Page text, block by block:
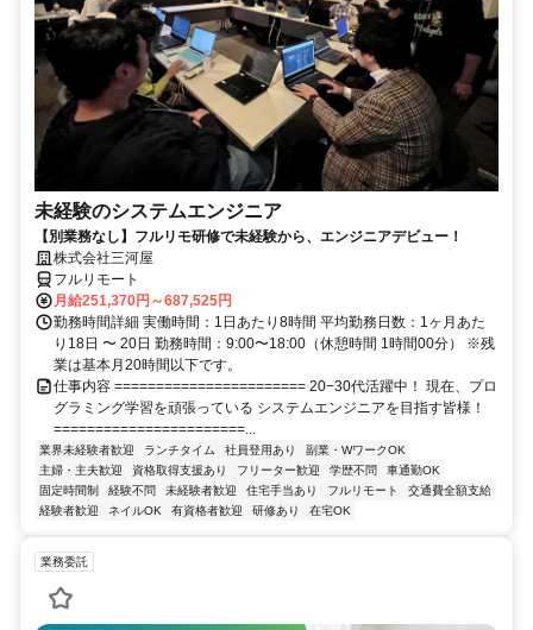
未経験のシステムエンジニア
【別業務なし】フルリモ研修で未経験から、エンジニアデビュー！
株式会社三河屋
フルリモート
月給251,370円～687,525円
勤務時間詳細 実働時間：1日あたり8時間 平均勤務日数：1ヶ月あた
り18日 〜 20日 勤務時間：9:00〜18:00（休憩時間 1時間00分） ※残
業は基本月20時間以下です。
仕事内容 ======================= 20−30代活躍中！ 現在、プロ
グラミング学習を頑張っている システムエンジニアを目指す皆様！
=======================...
業界未経験者歓迎 ランチタイム 社員登用あり
副業・WワークOK
主婦・主夫歓迎
資格取得支援あり フリーター歓迎 学歴不問
車通勤OK
固定時間制
経験不問 未経験者歓迎 住宅手当あり フルリモート
交通費全額支給
経験者歓迎
ネイルOK 有資格者歓迎 研修あり 在宅OK
業務委託